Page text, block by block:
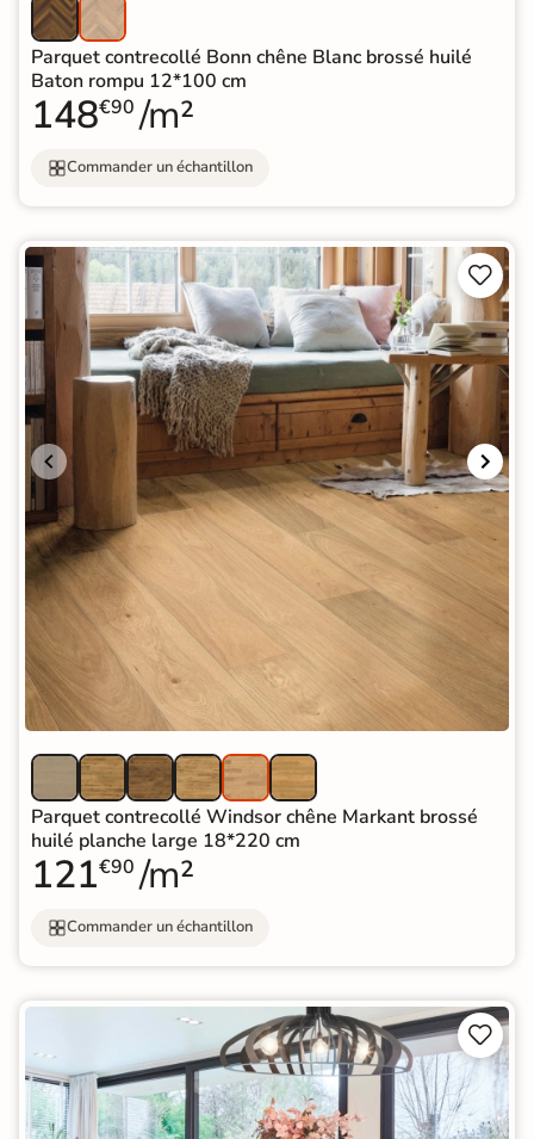
Parquet contrecollé Bonn chêne Blanc brossé huilé
Baton rompu 12*100 cm
148€90 /m²
Commander un échantillon


Parquet contrecollé Windsor chêne Markant brossé
huilé planche large 18*220 cm
121€90 /m²
Commander un échantillon

